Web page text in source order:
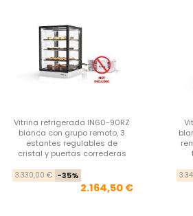
Vitrina refrigerada IN60-90RZ
blanca con grupo remoto, 3
estantes regulables de
cristal y puertas correderas
Precio base
3.330,00 € -35%
2.164,50 €